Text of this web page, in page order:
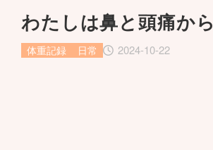
わたしは鼻と頭痛から
2024-10-22
体重記録 日常